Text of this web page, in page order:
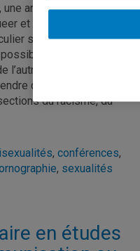
une analyse des
et religion
sur les
qui
une analyse
compte des défis
du racisme, du
, conférences,
, sexualités
en études